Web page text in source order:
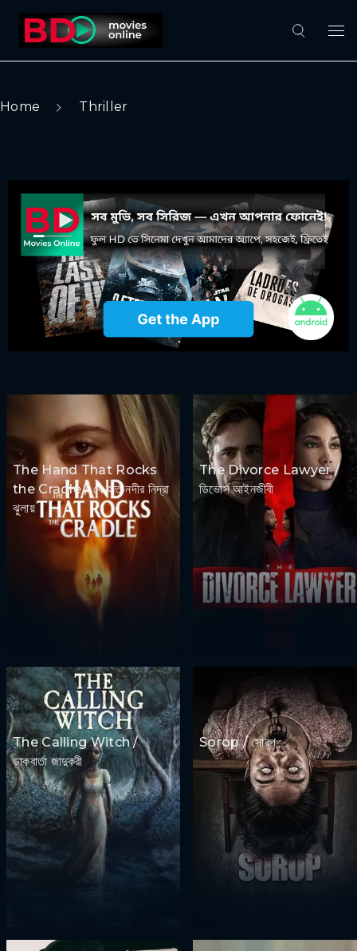
Home Thriller
The Hand That Rocks
the Cradle / যে হাত নদীর নিদ্রা
ঝুলায়
The Divorce Lawyer /
ডিভোর্স আইনজীবী
The Calling Witch /
ডাকবার্তা জাদুকরী
Sorop / সোরপ